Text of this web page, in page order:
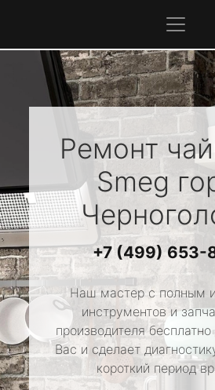
Ремонт
Smeg
+7 (499) 653-
Наш мастер с полным
инструментов и
производителя
Вас и сделает
короткий период